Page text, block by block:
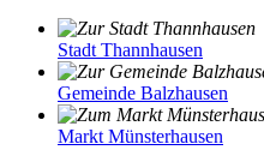
Stadt Thannhausen
Gemeinde Balzhausen
Markt Münsterhausen